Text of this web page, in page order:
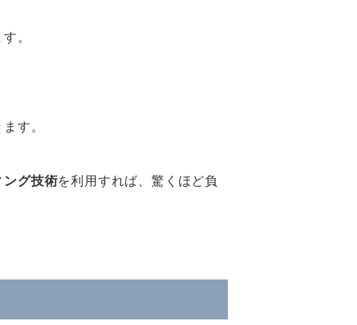
。
す。
ング技術を利用すれば、驚くほど負